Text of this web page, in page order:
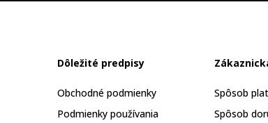
Dôležité predpisy
Obchodné podmienky
Podmienky používania
Spôsob
Spôsob